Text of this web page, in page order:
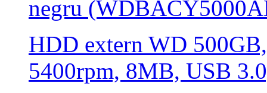
HDD extern WD
5400rpm, 8MB, USB